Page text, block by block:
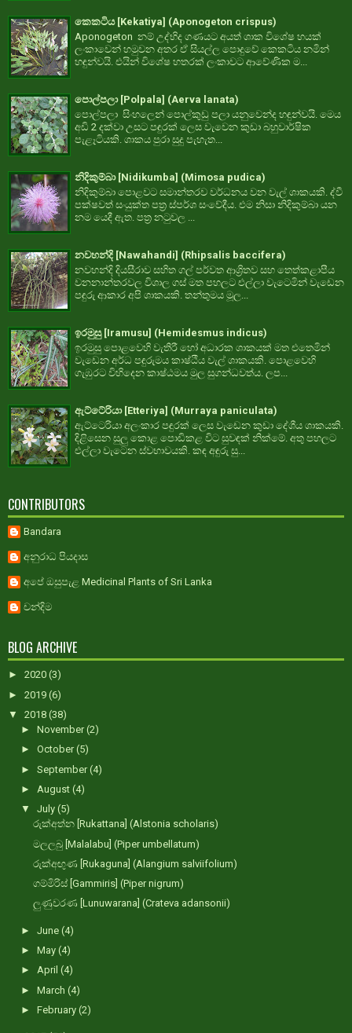
කෙකටිය [Kekatiya] (Aponogeton crispus)
Aponogeton නම් උද්භිද ගණයට අයත් ශාක විශේෂ හයක්
ලංකාවෙන් හමුවන අතර ඒ සියල්ල පොදුවේ කෙකටිය නමින්
හඳුන්වයි. එයින් විශේෂ හතරක් ලංකාවට ආවේණික ම...
පොල්පලා [Polpala] (Aerva lanata)
පොල්පලා සිංහලෙන් පොල්කුඩු පලා යනුවෙන්ද හඳුන්වයි. මෙය
අඩි 2 දක්වා උසට පඳුරක් ලෙස වැවෙන කුඩා බහුවාර්ෂික
පැළෑටියකි. ශාකය පුරා සුදු පැහැත...
නිදිකුම්බා [Nidikumba] (Mimosa pudica)
නිදිකුම්බා පොළවට සමාන්තරව වර්ධනය වන වැල් ශාකයකි. ද්වී
පක්ෂවත් සංයුක්ත පත්‍ර ස්පර්ශ සංවේදීය. එම නිසා නිදිකුම්බා යන
නම යෙදී ඇත. පත්‍ර නටුවල ...
නවහන්දි [Nawahandi] (Rhipsalis baccifera)
නවහන්දි දියසීරාව සහිත ගල් පර්වත ආශ්‍රිතව සහ තෙත්කළාපීය
වනනාන්තරවල විශාල ගස් මත පහලට එල්ලා වැටෙමින් වැඩෙන
පඳුරු ආකාර අපි ශාකයකි. තන්තුමය මූල...
ඉරමුසු [Iramusu] (Hemidesmus indicus)
ඉරමුසු පොළවෙහි වැතිරී හෝ අධාරක ශාකයක් මත එතෙමින්
වැඩෙන අර්ධ පඳුරුමය කාෂ්ඨීය වැල් ශාකයකි. පොළවෙහි
ගැඹුරට විහිදෙන කාෂ්ඨමය මුල සුගන්ධවත්ය. ලප...
ඇට්ටේරියා [Etteriya] (Murraya paniculata)
ඇට්ටෙරියා අලංකාර පඳුරක් ලෙස වැඩෙන කුඩා දේශීය ශාකයකි.
දිළිසෙන සුලු කොළ පොඩිකළ විට සුවඳක් නික්මේ. අතු පහලට
එල්ලා වැටෙන ස්වභාවයකි. කඳ අඳුරු සු...
CONTRIBUTORS
Bandara
අනුරාධ පියදාස
අපේ ඔසුපැළ Medicinal Plants of Sri Lanka
චන්දිම
BLOG ARCHIVE
► 2020 (3)
► 2019 (6)
▼ 2018 (38)
► November(2)
► October(5)
► September(4)
► August (4)
▼ July (5)
රුක්අත්න [Rukattana] (Alstonia scholaris)
මලලබු [Malalabu] (Piper umbellatum)
රුක්අඟුණ [Rukaguna] (Alangium salviifolium)
ගම්මිරිස් [Gammiris] (Piper nigrum)
ලුණුවරණ [Lunuwarana] (Crateva adansonii)
► June (4)
► May (4)
► April (4)
► March (4)
► February (2)